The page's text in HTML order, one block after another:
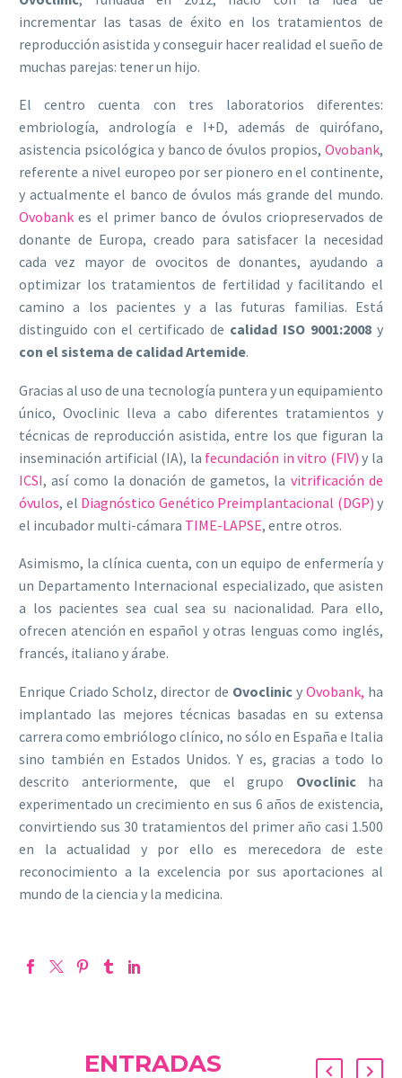
incrementar las tasas de éxito en los tratamientos de
reproducción asistida y conseguir hacer realidad el sueño de
muchas parejas: tener un hijo.
El centro cuenta con tres laboratorios diferentes:
embriología, andrología e I+D, además de quirófano,
asistencia psicológica y banco de óvulos propios, Ovobank,
referente a nivel europeo por ser pionero en el continente,
y actualmente el banco de óvulos más grande del mundo.
Ovobank es el primer banco de óvulos criopreservados de
donante de Europa, creado para satisfacer la necesidad
cada vez mayor de ovocitos de donantes, ayudando a
optimizar los tratamientos de fertilidad y facilitando el
camino a los pacientes y a las futuras familias. Está
distinguido con el certificado de calidad ISO 9001:2008 y
con el sistema de calidad Artemide.
Gracias al uso de una tecnología puntera y un equipamiento
único, Ovoclinic lleva a cabo diferentes tratamientos y
técnicas de reproducción asistida, entre los que figuran la
inseminación artificial (IA), la fecundación in vitro (FIV) y la
ICSI, así como la donación de gametos, la vitrificación de
óvulos, el Diagnóstico Genético Preimplantacional (DGP) y
el incubador multi-cámara TIME-LAPSE, entre otros.
Asimismo, la clínica cuenta, con un equipo de enfermería y
un Departamento Internacional especializado, que asisten
a los pacientes sea cual sea su nacionalidad. Para ello,
ofrecen atención en español y otras lenguas como inglés,
francés, italiano y árabe.
Enrique Criado Scholz, director de Ovoclinicy Ovobank, ha
implantado las mejores técnicas basadas en su extensa
carrera como embriólogo clínico, no sólo en España e Italia
sino también en Estados Unidos. Y es, gracias a todo lo
descrito anteriormente, que el grupo Ovoclinicha
experimentado un crecimiento en sus 6 años de existencia,
convirtiendo sus 30 tratamientos del primer año casi 1.500
en la actualidad y por ello es merecedora de este
reconocimiento a la excelencia por sus aportaciones al
mundo de la ciencia y la medicina.
ENTRADAS